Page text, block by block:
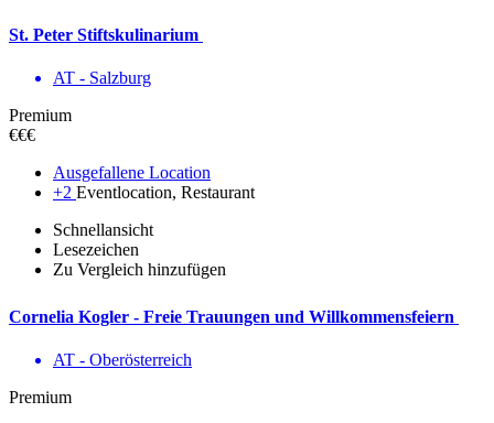
St. Peter Stiftskulinarium
AT - Salzburg
Premium
€€€
Ausgefallene Location
+2 Eventlocation, Restaurant
Schnellansicht
Lesezeichen
Zu Vergleich hinzufügen
Cornelia Kogler - Freie Trauungen und Willkommensfeiern
AT - Ober­österreich
Premium